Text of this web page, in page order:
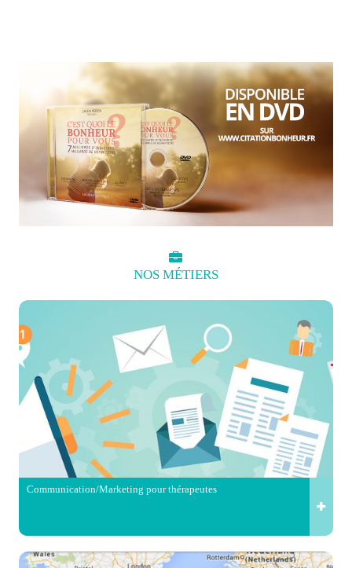
NOS MÉTIERS
Communication/Marketing pour thérapeutes